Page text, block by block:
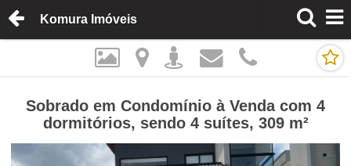
Komura Imóveis
Sobrado em Condomínio à Venda com 4
dormitórios, sendo 4 suítes, 309 m²